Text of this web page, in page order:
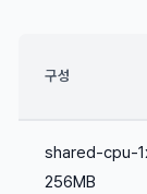
구성
shared-cpu-
256MB